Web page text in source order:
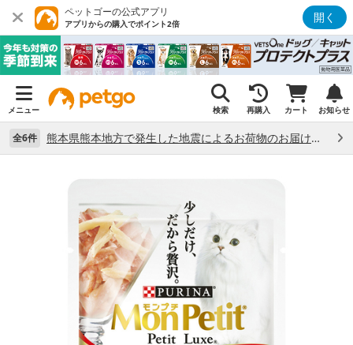
ペットゴーの公式アプリ
アプリからの購入でポイント2倍 開く
メニュー 検索 再購入 カート お知らせ
全6件 熊本県熊本地方で発生した地震によるお荷物のお届け状況について （7/28）